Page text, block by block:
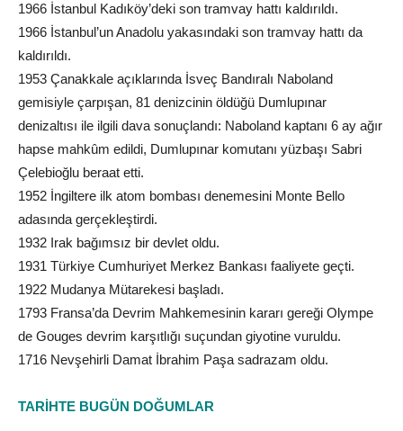
1966 İstanbul Kadıköy’deki son tramvay hattı kaldırıldı.
1966 İstanbul’un Anadolu yakasındaki son tramvay hattı da
kaldırıldı.
1953 Çanakkale açıklarında İsveç Bandıralı Naboland
gemisiyle çarpışan, 81 denizcinin öldüğü Dumlupınar
denizaltısı ile ilgili dava sonuçlandı: Naboland kaptanı 6 ay ağır
hapse mahkûm edildi, Dumlupınar komutanı yüzbaşı Sabri
Çelebioğlu beraat etti.
1952 İngiltere ilk atom bombası denemesini Monte Bello
adasında gerçekleştirdi.
1932 Irak bağımsız bir devlet oldu.
1931 Türkiye Cumhuriyet Merkez Bankası faaliyete geçti.
1922 Mudanya Mütarekesi başladı.
1793 Fransa’da Devrim Mahkemesinin kararı gereği Olympe
de Gouges devrim karşıtlığı suçundan giyotine vuruldu.
1716 Nevşehirli Damat İbrahim Paşa sadrazam oldu.
TARİHTE BUGÜN DOĞUMLAR